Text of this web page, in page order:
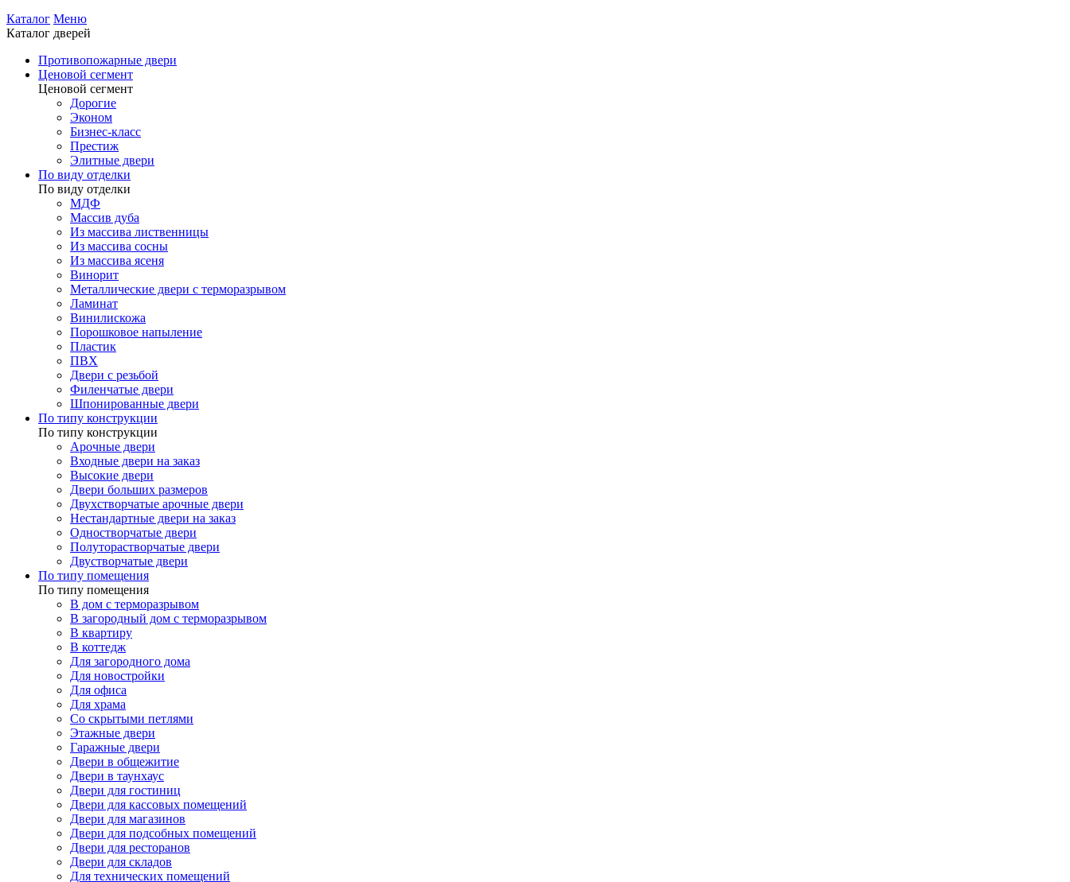
Каталог Меню
Каталог дверей
Противопожарные двери
Ценовой сегмент
Ценовой сегмент
Дорогие
Эконом
Бизнес-класс
Престиж
Элитные двери
По виду отделки
По виду отделки
МДФ
Массив дуба
Из массива лиственницы
Из массива сосны
Из массива ясеня
Винорит
Металлические двери с терморазрывом
Ламинат
Винилискожа
Порошковое напыление
Пластик
ПВХ
Двери с резьбой
Филенчатые двери
Шпонированные двери
По типу конструкции
По типу конструкции
Арочные двери
Входные двери на заказ
Высокие двери
Двери больших размеров
Двухстворчатые арочные двери
Нестандартные двери на заказ
Одностворчатые двери
Полуторастворчатые двери
Двустворчатые двери
По типу помещения
По типу помещения
В дом с терморазрывом
В загородный дом с терморазрывом
В квартиру
В коттедж
Для загородного дома
Для новостройки
Для офиса
Для храма
Со скрытыми петлями
Этажные двери
Гаражные двери
Двери в общежитие
Двери в таунхаус
Двери для гостиниц
Двери для кассовых помещений
Двери для магазинов
Двери для подсобных помещений
Двери для ресторанов
Двери для складов
Для технических помещений